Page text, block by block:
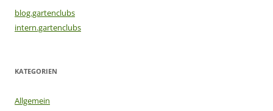
blog.gartenclubs
intern.gartenclubs
KATEGORIEN
Allgemein